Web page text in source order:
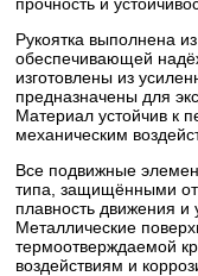
Рукоятка выполнена
обеспечивающей
изготовлены из
предназначены для
Материал устойчив к
механическим
Все подвижные
типа, защищёнными от
плавность движения и
Металлические
термоотверждаемой
воздействиям и